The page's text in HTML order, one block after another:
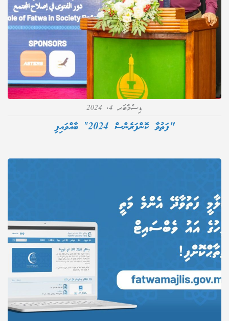
ޑިސެމްބަރ 4, 2024
"ފަތުވާ ކޮންފަރެންސް 2024″ ބާއްވައިފި